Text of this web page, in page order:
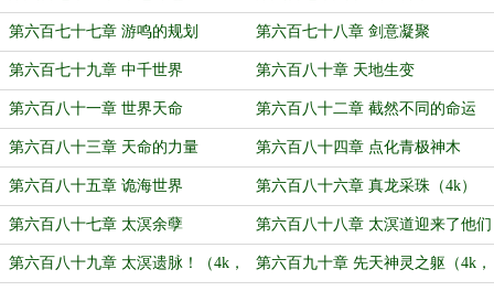
第六百七十七章 游鸣的规划 第六百七十八章 剑意凝聚
第六百七十九章 中千世界 第六百八十章 天地生变
第六百八十一章 世界天命 第六百八十二章 截然不同的命运
第六百八十三章 天命的力量 第六百八十四章 点化青极神木
（4k，求月票哟）
第六百八十五章 诡海世界 第六百八十六章 真龙采珠（4k）
第六百八十七章 太溟余孽 第六百八十八章 太溟道迎来了他们
真正的主人
第六百八十九章 太溟遗脉！（4k， 第六百九十章 先天神灵之躯（4k，